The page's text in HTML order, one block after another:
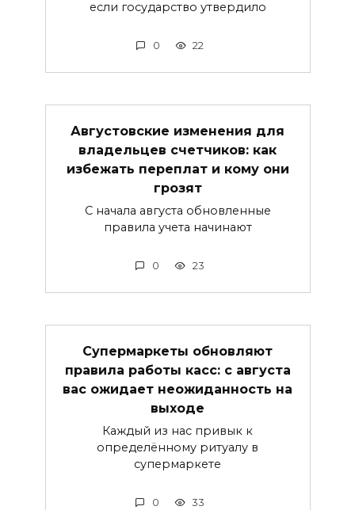
если государство утвердило
0 22
Августовские изменения для
владельцев счетчиков: как
избежать переплат и кому они
грозят
С начала августа обновленные
правила учета начинают
0 23
Супермаркеты обновляют
правила работы касс: с августа
вас ожидает неожиданность на
выходе
Каждый из нас привык к
определённому ритуалу в
супермаркете
0 33